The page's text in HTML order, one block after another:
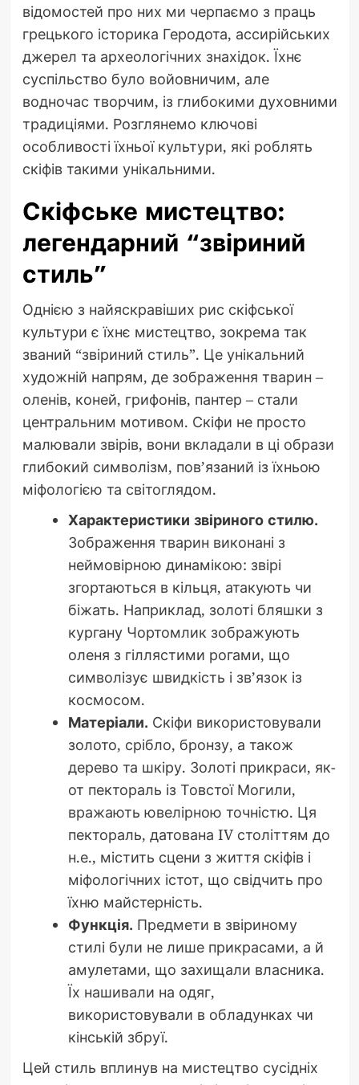
відомостей про них ми черпаємо з праць
грецького історика Геродота, ассирійських
джерел та археологічних знахідок. Їхнє
суспільство було войовничим, але
водночас творчим, із глибокими духовними
традиціями. Розглянемо ключові
особливості їхньої культури, які роблять
скіфів такими унікальними.
Скіфське мистецтво:
легендарний “звіриний
стиль”
Однією з найяскравіших рис скіфської
культури є їхнє мистецтво, зокрема так
званий “звіриний стиль”. Це унікальний
художній напрям, де зображення тварин –
оленів, коней, грифонів, пантер – стали
центральним мотивом. Скіфи не просто
малювали звірів, вони вкладали в ці образи
глибокий символізм, пов’язаний із їхньою
міфологією та світоглядом.
Характеристики звіриного стилю.
Зображення тварин виконані з
неймовірною динамікою: звірі
згортаються в кільця, атакують чи
біжать. Наприклад, золоті бляшки з
кургану Чортомлик зображують
оленя з гіллястими рогами, що
символізує швидкість і зв’язок із
космосом.
Матеріали. Скіфи використовували
золото, срібло, бронзу, а також
дерево та шкіру. Золоті прикраси, як-
от пектораль із Товстої Могили,
вражають ювелірною точністю. Ця
пектораль, датована IV століттям до
н.е., містить сцени з життя скіфів і
міфологічних істот, що свідчить про
їхню майстерність.
Функція. Предмети в звіриному
стилі були не лише прикрасами, а й
амулетами, що захищали власника.
Їх нашивали на одяг,
використовували в обладунках чи
кінській збруї.
Цей стиль вплинув на мистецтво сусідніх